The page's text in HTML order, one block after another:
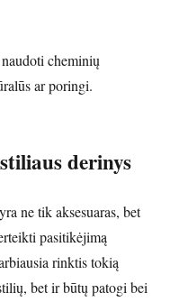
cheminių
ar poringi.
derinys
yra ne tik aksesuaras, bet
pasitikėjimą
rinktis tokią
bet ir būtų patogi bei